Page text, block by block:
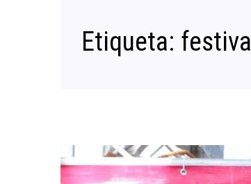
Etiqueta: festival